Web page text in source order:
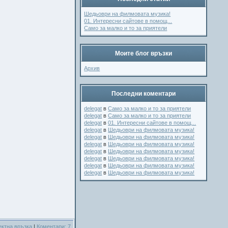
връзка Коментари: 7
Шедьоври на филмовата музика!
01. Интересни сайтове в помощ...
Само за малко и то за приятели
Моите блог връзки
Архив
Последни коментари
delegat вСамо за малко и то за приятели
delegat вСамо за малко и то за приятели
delegat в01. Интересни сайтове в помощ...
delegat в Шедьоври на филмовата музика!
delegat в Шедьоври на филмовата музика!
delegat в Шедьоври на филмовата музика!
delegat в Шедьоври на филмовата музика!
delegat в Шедьоври на филмовата музика!
delegat в Шедьоври на филмовата музика!
delegat в Шедьоври на филмовата музика!